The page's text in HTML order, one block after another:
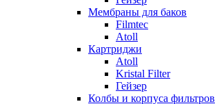
Мембраны для баков
Filmtec
Atoll
Картриджи
Atoll
Kristal Filter
Гейзер
Колбы и корпуса фильтров